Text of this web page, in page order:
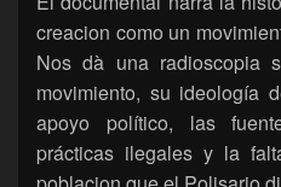
creacion como un
Nos dà una radioscopia
movimiento, su ideología
apoyo político, las
prácticas ilegales y la